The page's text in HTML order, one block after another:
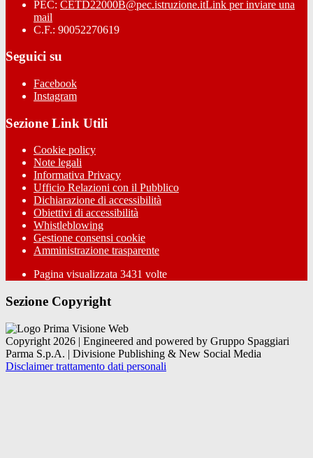
PEC: CETD22000B@pec.istruzione.itLink per inviare una
mail
C.F.: 90052270619
Seguici su
Facebook
Instagram
Sezione Link Utili
Cookie policy
Note legali
Informativa Privacy
Ufficio Relazioni con il Pubblico
Dichiarazione di accessibilità
Obiettivi di accessibilità
Whistleblowing
Gestione consensi cookie
Amministrazione trasparente
Pagina visualizzata 3431 volte
Sezione Copyright
Copyright 2026 | Engineered and powered by Gruppo Spaggiari
Parma S.p.A. | Divisione Publishing & New Social Media
Disclaimer trattamento dati personali